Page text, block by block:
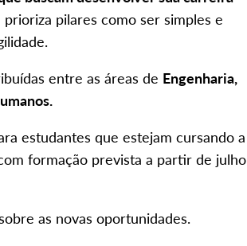
prioriza pilares como ser simples e
entre as áreas de Engenharia,
estudantes que estejam cursando a
formação prevista a partir de julho
as novas oportunidades.